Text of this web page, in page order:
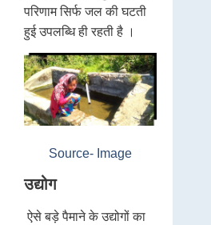
परिणाम सिर्फ जल की घटती
हुई उपलब्धि ही रहती है ।
Source- Image
उद्योग
ऐसे बड़े पैमाने के उद्योगों का